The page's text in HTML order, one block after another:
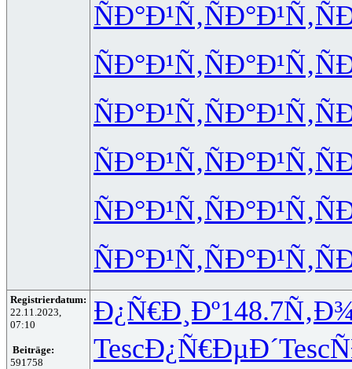
ÑÐ°Ð¹Ñ‚ÑÐ°Ð¹Ñ‚
ÑÐ°Ð¹Ñ‚ÑÐ°Ð¹Ñ‚
ÑÐ°Ð¹Ñ‚ÑÐ°Ð¹Ñ‚
ÑÐ°Ð¹Ñ‚ÑÐ°Ð¹Ñ‚
ÑÐ°Ð¹Ñ‚ÑÐ°Ð¹Ñ‚
ÑÐ°Ð¹Ñ‚ÑÐ°Ð¹Ñ‚
Registrierdatum:
22.11.2023,
07:10
Beiträge:
591758
Ð¿Ñ€Ð¸Ðº148.7
TescÐ¿Ñ€ÐµÐ´Tesc